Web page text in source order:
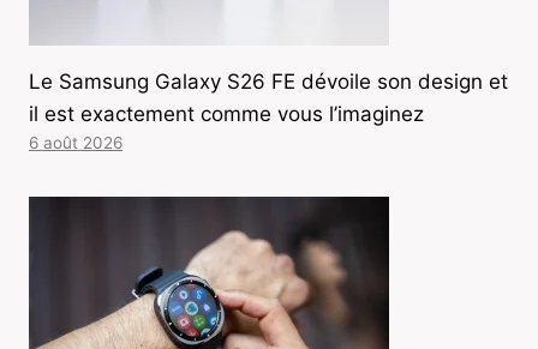
Le Samsung Galaxy S26 FE dévoile son design et
il est exactement comme vous l’imaginez
6 août 2026